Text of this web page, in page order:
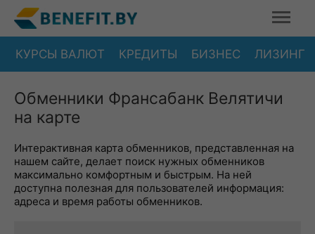
КУРСЫ ВАЛЮТ КРЕДИТЫ БИЗНЕС ЛИЗИНГ
Обменники Франсабанк Велятичи
на карте
Интерактивная карта обменников, представленная на
нашем сайте, делает поиск нужных обменников
максимально комфортным и быстрым. На ней
доступна полезная для пользователей информация:
адреса и время работы обменников.